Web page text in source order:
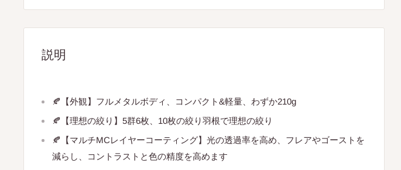
説明
🍂【外観】フルメタルボディ、コンパクト&軽量、わずか210g
🍂【理想の絞り】5群6枚、10枚の絞り羽根で理想の絞り
🍂【マルチMCレイヤーコーティング】光の透過率を高め、フレアやゴーストを
減らし、コントラストと色の精度を高めます